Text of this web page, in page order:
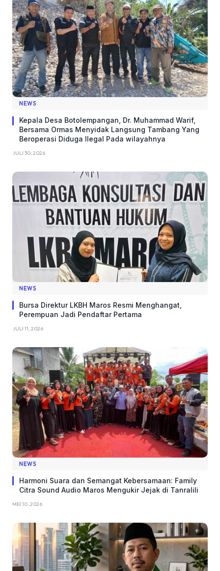
NEWS
Kepala Desa Botolempangan, Dr. Muhammad Warif,
Bersama Ormas Menyidak Langsung Tambang Yang
Beroperasi Diduga Ilegal Pada wilayahnya
JULI 30, 2026
NEWS
Bursa Direktur LKBH Maros Resmi Menghangat,
Perempuan Jadi Pendaftar Pertama
JULI 11, 2026
NEWS
Harmoni Suara dan Semangat Kebersamaan: Family
Citra Sound Audio Maros Mengukir Jejak di Tanralili
MEI 10, 2026